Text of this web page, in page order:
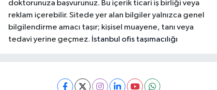
doktorunuza başvurunuz. Bu içerik ticari iş birliği veya
reklam içerebilir. Sitede yer alan bilgiler yalnızca genel
bilgilendirme amacı taşır; kişisel muayene, tanı veya
tedavi yerine geçmez. İstanbul ofis taşımacılığı